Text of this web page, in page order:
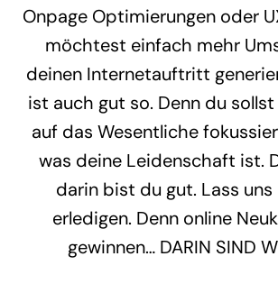
Onpage Optimierungen oder
möchtest einfach mehr
deinen Internetauftritt
ist auch gut so. Denn du
auf das Wesentliche
was deine Leidenschaft ist.
darin bist du gut. Lass uns
erledigen. Denn online
gewinnen… DARIN SIND